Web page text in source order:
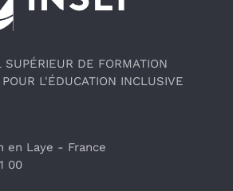
DE FORMATION
L'ÉDUCATION INCLUSIVE
en Laye - France
00